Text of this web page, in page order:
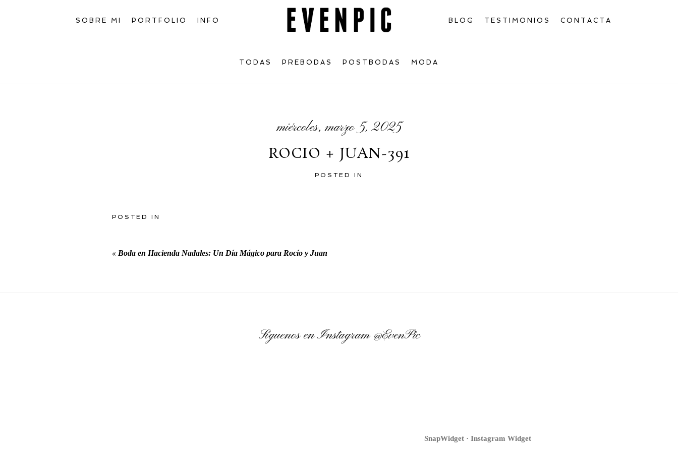
SOBRE MI PORTFOLIO INFO BLOG TESTIMONIOS CONTACTA
TODAS PREBODAS POSTBODAS MODA
miércoles, marzo 5, 2025
ROCIO + JUAN-391
POSTED IN
POSTED IN
« Boda en Hacienda Nadales: Un Día Mágico para Rocío y Juan
Síguenos en Instagram@EvenPic
SnapWidget · Instagram Widget